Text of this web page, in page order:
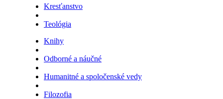
Kresťanstvo
Teológia
Knihy
Odborné a náučné
Humanitné a spoločenské vedy
Filozofia